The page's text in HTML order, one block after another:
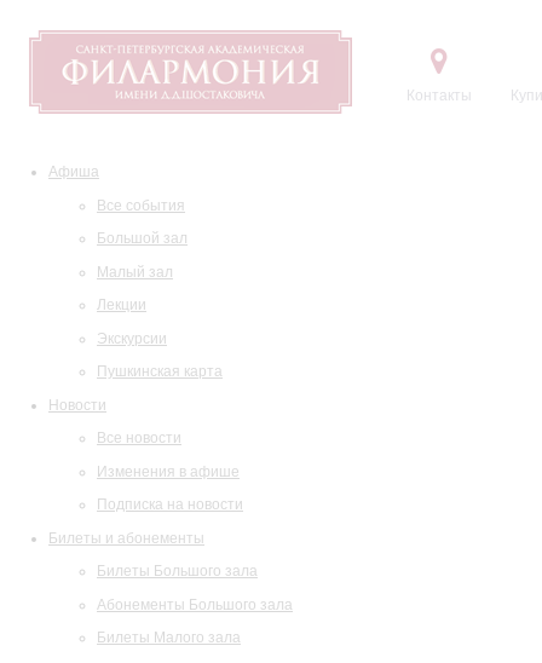
Контакты
Афиша
Все события
Большой зал
Малый зал
Лекции
Экскурсии
Пушкинская карта
Новости
Все новости
Изменения в афише
Подписка на новости
Билеты и абонементы
Билеты Большого зала
Абонементы Большого зала
Билеты Малого зала